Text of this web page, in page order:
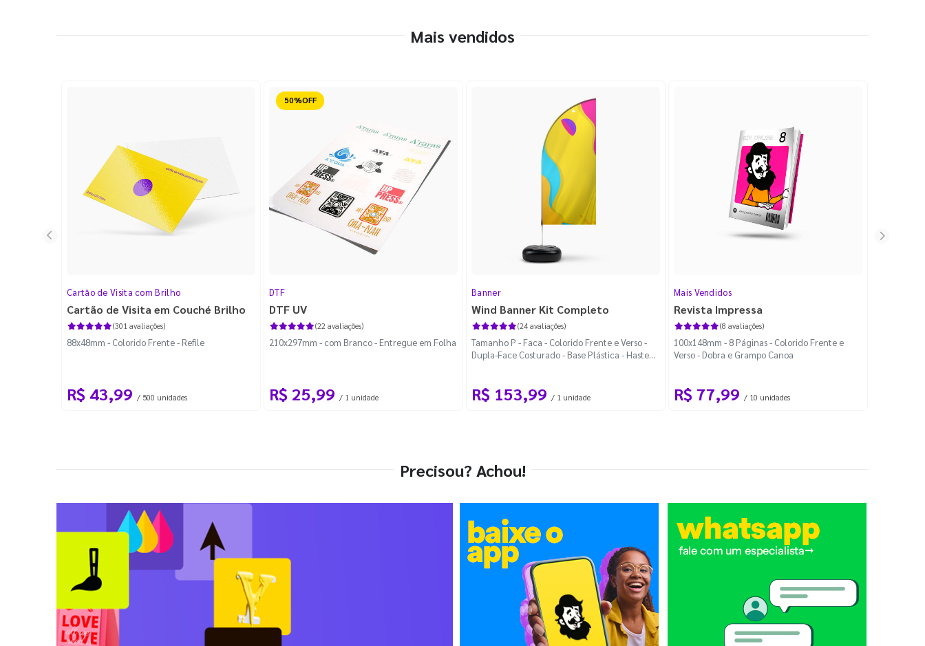
Mais vendidos
Cartão de Visita com Brilho
Cartão de Visita em Couché Brilho
(301 avaliações)
88x48mm - Colorido Frente - Refile
R$ 43,99 / 500 unidades
Reduzido
DTF
DTF UV
(22 avaliações)
210x297mm - com Branco - Entregue em Folha
R$ 25,99 / 1 unidade
Banner
Wind Banner Kit Completo
(24 avaliações)
Tamanho P - Faca - Colorido Frente e Verso -
Dupla-Face Costurado - Base Plástica - Haste
R$ 153,99 / 1 unidade
Mais Vendidos
Revista Impressa
(8 avaliações)
100x148mm - 8 Páginas - Colorido Frente e
Verso - Dobra e Grampo Canoa
R$ 77,99 / 10 unidades
Precisou? Achou!